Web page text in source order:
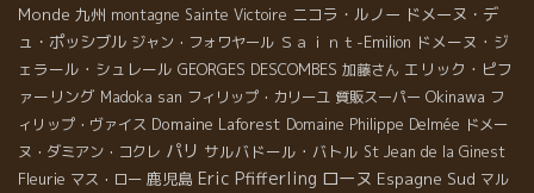
Monde 九州 montagne Sainte Victoire ニコラ・ルノー ドメーヌ・デ
ュ・ポッシブル ジャン・フォワヤール Ｓａｉｎｔ-Emilion ドメーヌ・ジ
ェラール・シュレール GEORGES DESCOMBES 加藤さん エリック・ピフ
ァーリング Madoka san フィリップ・カリーユ 質販スーパー Okinawa フ
ィリップ・ヴァイス Domaine Laforest Domaine Philippe Delmée ドメー
ヌ・ダミアン・コクレ パリ サルバドール・バトル St Jean de la Ginest
Fleurie マス・ロー 鹿児島 Eric Pfifferling ローヌ Espagne Sud マル